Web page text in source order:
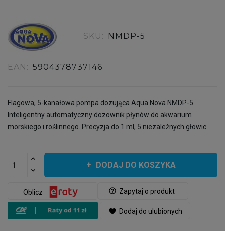
SKU: NMDP-5
EAN: 5904378737146
Flagowa, 5-kanałowa pompa dozująca Aqua Nova NMDP-5.
Inteligentny automatyczny dozownik płynów do akwarium
morskiego i roślinnego. Precyzja do 1 ml, 5 niezależnych głowic.
DODAJ DO KOSZYKA
help_outline Zapytaj o produkt
Oblicz
favorite Dodaj do ulubionych